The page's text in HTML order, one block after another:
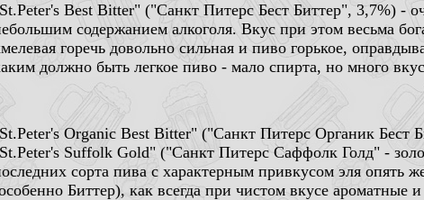
Best Bitter" ("Санкт Питерс Бест Биттер", 3,7%) -
содержанием алкоголя. Вкус при этом весьма
горечь довольно сильная и пиво горькое,
должно быть легкое пиво - мало спирта, но много
Organic Best Bitter" ("Санкт Питерс Органик Бест
Suffolk Gold" ("Санкт Питерс Саффолк Голд" -
сорта пива с характерным привкусом эля опять
Биттер), как всегда при чистом вкусе ароматные